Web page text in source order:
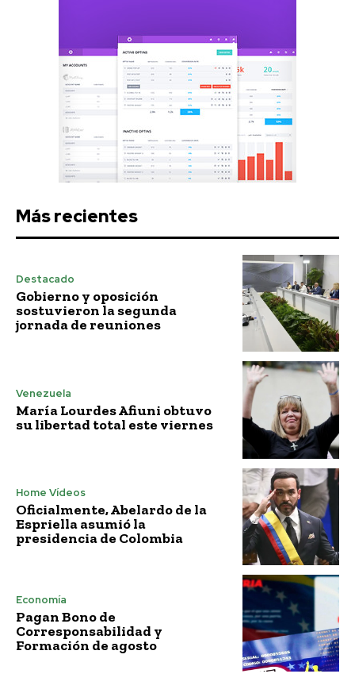
Más recientes
Destacado
Gobierno y oposición
sostuvieron la segunda
jornada de reuniones
Venezuela
María Lourdes Afiuni obtuvo
su libertad total este viernes
Home Vídeos
Oficialmente, Abelardo de la
Espriella asumió la
presidencia de Colombia
Economía
Pagan Bono de
Corresponsabilidad y
Formación de agosto